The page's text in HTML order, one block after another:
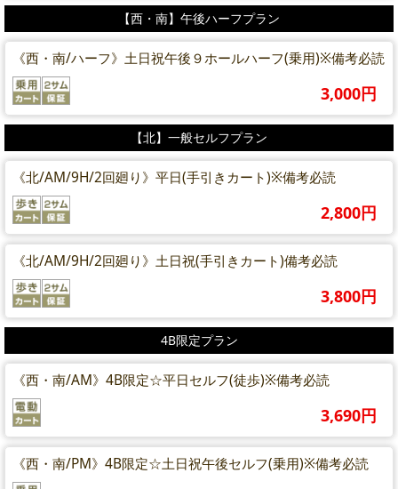
【西・南】午後ハーフプラン
《西・南/ハーフ》土日祝午後９ホールハーフ(乗用)※備考必読
3,000円
【北】一般セルフプラン
《北/AM/9H/2回廻り》平日(手引きカート)※備考必読
2,800円
《北/AM/9H/2回廻り》土日祝(手引きカート)備考必読
3,800円
4B限定プラン
《西・南/AM》4B限定☆平日セルフ(徒歩)※備考必読
3,690円
《西・南/PM》4B限定☆土日祝午後セルフ(乗用)※備考必読